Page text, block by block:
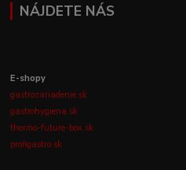
NÁJDETE NÁS
E-shopy
gastrozariadenie.sk
gastrohygiena.sk
thermo-future-box.sk
profigastro.sk